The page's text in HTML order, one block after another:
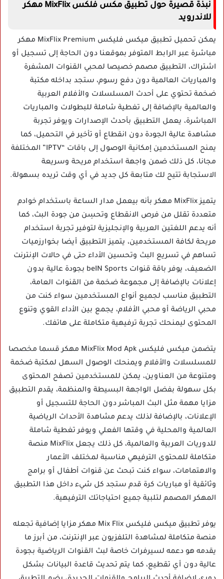
نبذة قصيرة حول تطبيق مكس فلكس MixFlix مهكر
للاندرويد
يمكن تحميل تطبيق ميكس فليكس MixFlix Premium مهكر
مباشرة عبر الرابط المتوفر بموقعنا دون الحاجة إلى تسجيل أو
اشتراك، التطبيق مصمم خصيصا لمحبي القنوات المشفرة
والمباريات العالمية دون دفع رسوم، ستجد بداخله مكتبة
ضخمة تحتوي على أحدث المسلسلات والأفلام العربية
والعالمية بالإضافة إلى تغطية شاملة للبطولات والمباريات
المباشرة، يعمل التطبيق بأحدث الإصدارات ويوفر تجربة
مشاهدة عالية الجودة دون انقطاع أو تأخير في التحميل، كما
يمنح المستخدمين إمكانية الوصول إلى باقات “IPTV” المختلفة
مجانا، كل ذلك ضمن واجهة استخدام مريحة وسريعة
الاستجابة تتيح لك متابعة كل جديد في أي وقت تريده بسهولة.
يتميزMixFlix مهكر
بأنه بيعمل مدار الساعة باستخدام خوادم
متعددة تقلل من فرص الانقطاع وتحسِن من جودة البث، كما
أنه يدعم اللغتين العربية والإنجليزية لتوفير تجربة استخدام
مريحة لكافة المستخدمين، يتميز التطبيق أيضا بخوارزميات
تساهم في تسريع البث وتحسين الأداء حتى في حالات الإنترنت
الضعيف، يوفر باقة قنوات beIN Sports بجودة عالية بدون
إعلانات بالإضافة إلى مجموعة ضخمة من القنوات العامة،
التطبيق مناسب لجميع أنواع المستخدمين سواء كنت من
محبي الرياضة أو محبي الأفلام، يجمع بين الأداء القوي وتنوع
المحتوى ليمنحك تجربة ترفيهية متكاملة على هاتفك.
يتضمن ميكس فليكس MixFlix Mod Apk مهكر قسما مخصصا
للمسلسلات والأفلام ويمنحك الوصول السهل لمكتبة ضخمة
ومتنوعة من العناوين، يمكن للمستخدمين تصفح المحتوى
بكل سهولة بفضل الواجهة البسيطة والمنظمة، يقدم التطبيق
مزايا مهمة مثل البث المباشر دون الحاجة للتسجيل أو
الإعلانات، بالإضافة لذلك يدعم مشاهدة الأحداث الرياضية
العالمية والمحلية في وقتها الفعلي ويوفر تغطية شاملة
للدوريات العربية والعالمية، كل ذلك يجعل MixFlix منصة
متكاملة للمحتوى الترفيهي مناسبة لمختلف الأعمار
والاهتمامات، سواء كنت تبحث عن قنوات أطفال أو برامج
وثائقية أو مباريات كرة قدم ستجد كل شيء داخل هذا التطبيق
المهكر المصمم لتلبية جميع احتياجاتك الترفيهية.
يوفر تطبيق ميكس فليكس Mix Flix مهكر مزايا إضافية تجعله
منصة متكاملة لمشاهدة التلفزيون عبر الإنترنت، من أبرز ما
يقدمه هو دعمه لسيرفرات خاصة لبث القنوات الرياضية بجودة
عالية دون أي تقطيع، كما يتم تحديث قاعدة البيانات بشكل